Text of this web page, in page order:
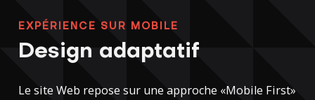
EXPÉRIENCE SUR MOBILE
Design adaptatif
Le site Web repose sur une approche «Mobile First»